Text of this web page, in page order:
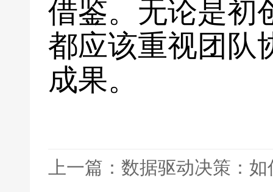
借鉴。无论是初
都应该重视团队
成果。
上一篇：数据驱动决策：